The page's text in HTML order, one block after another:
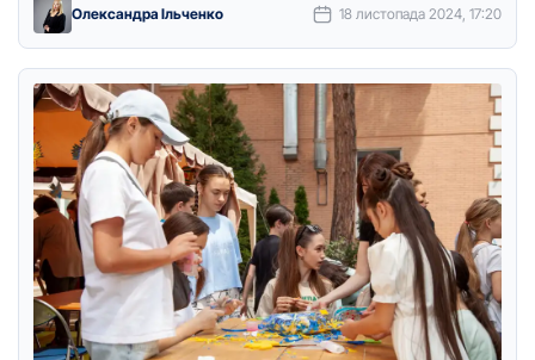
Олександра Ільченко 18 листопада 2024, 17:20